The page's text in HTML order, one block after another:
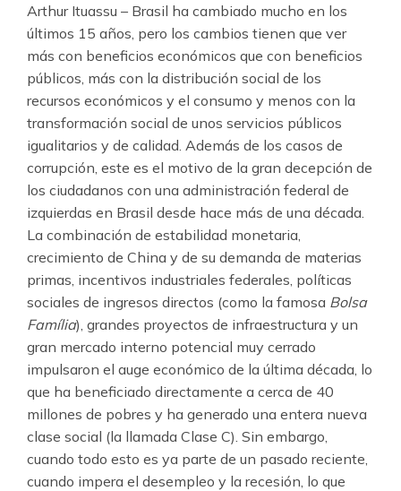
Arthur Ituassu – Brasil ha cambiado mucho en los
últimos 15 años, pero los cambios tienen que ver
más con beneficios económicos que con beneficios
públicos, más con la distribución social de los
recursos económicos y el consumo y menos con la
transformación social de unos servicios públicos
igualitarios y de calidad. Además de los casos de
corrupción, este es el motivo de la gran decepción de
los ciudadanos con una administración federal de
izquierdas en Brasil desde hace más de una década.
La combinación de estabilidad monetaria,
crecimiento de China y de su demanda de materias
primas, incentivos industriales federales, políticas
sociales de ingresos directos (como la famosa Bolsa
Família), grandes proyectos de infraestructura y un
gran mercado interno potencial muy cerrado
impulsaron el auge económico de la última década, lo
que ha beneficiado directamente a cerca de 40
millones de pobres y ha generado una entera nueva
clase social (la llamada Clase C). Sin embargo,
cuando todo esto es ya parte de un pasado reciente,
cuando impera el desempleo y la recesión, lo que